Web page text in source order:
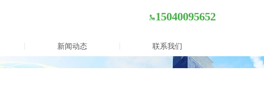
新闻动态 联系我们
15040095652